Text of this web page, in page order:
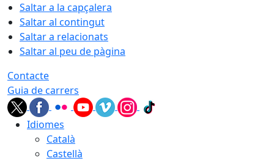
Saltar a la capçalera
Saltar al contingut
Saltar a relacionats
Saltar al peu de pàgina
Contacte
Guia de carrers
Idiomes
Català
Castellà